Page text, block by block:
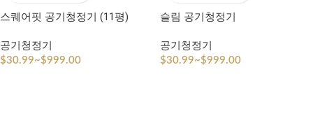
스퀘어핏 공기청정기 (11평)
공기청정기
$30.99~$999.00
슬림 공기청정기
공기청정기
$30.99~$999.00